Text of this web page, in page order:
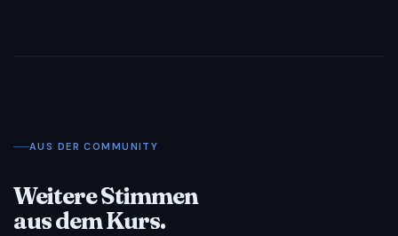
AUS DER COMMUNITY
Weitere Stimmen
aus dem Kurs.